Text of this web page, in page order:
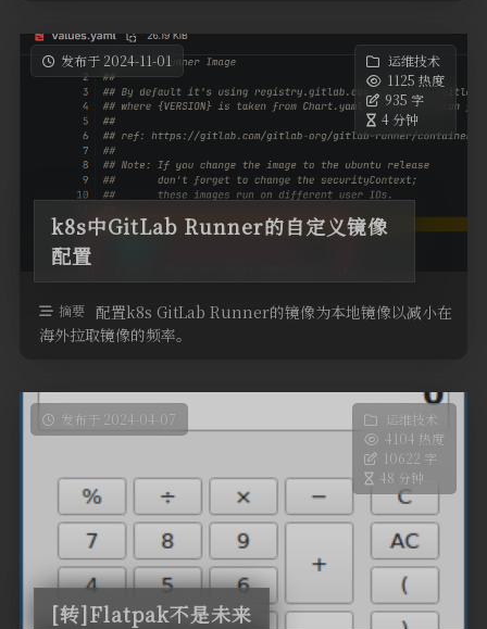
发布于 2024-11-01
运维技术
1125 热度
935 字
4 分钟
k8s中GitLab Runner的自定义镜像
配置
摘要 配置k8s GitLab Runner的镜像为本地镜像以减小在
海外拉取镜像的频率。
发布于 2024-04-07
运维技术
4104 热度
10622 字
48 分钟
[转]Flatpak不是未来